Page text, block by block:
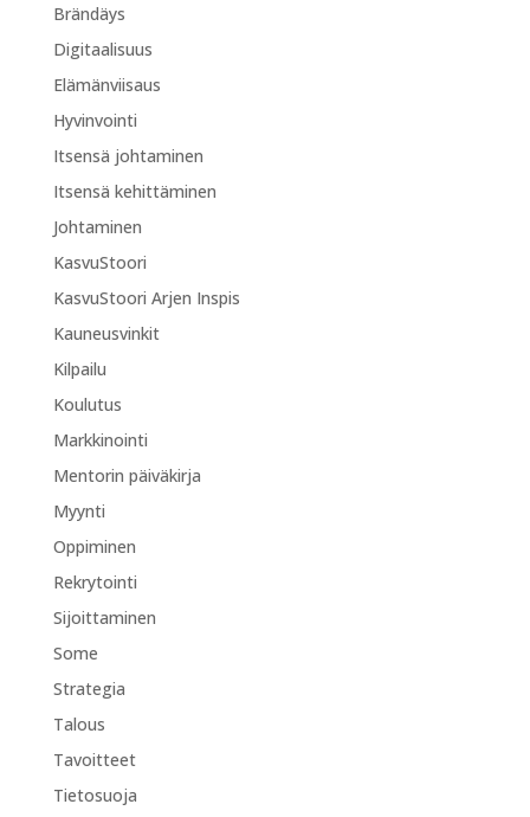
Brändäys
Digitaalisuus
Elämänviisaus
Hyvinvointi
Itsensä johtaminen
Itsensä kehittäminen
Johtaminen
KasvuStoori
KasvuStoori Arjen Inspis
Kauneusvinkit
Kilpailu
Koulutus
Markkinointi
Mentorin päiväkirja
Myynti
Oppiminen
Rekrytointi
Sijoittaminen
Some
Strategia
Talous
Tavoitteet
Tietosuoja